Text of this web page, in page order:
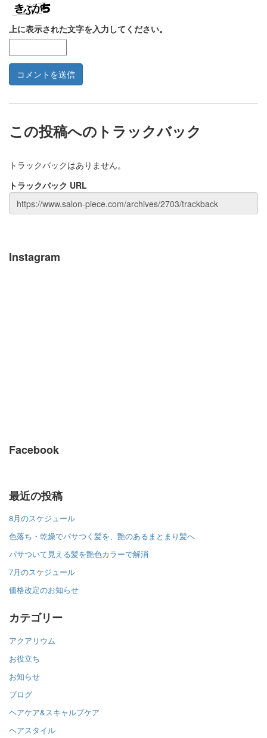
上に表示された文字を入力してください。
この投稿へのトラックバック
トラックバックはありません。
トラックバック URL
Instagram
Facebook
最近の投稿
8月のスケジュール
色落ち・乾燥でパサつく髪を、艶のあるまとまり髪へ
パサついて見える髪を艶色カラーで解消
7月のスケジュール
価格改定のお知らせ
カテゴリー
アクアリウム
お役立ち
お知らせ
ブログ
ヘアケア&スキャルプケア
ヘアスタイル